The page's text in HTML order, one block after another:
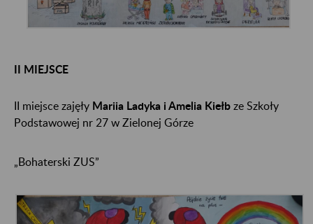
II MIEJSCE
II miejsce zajęły Mariia Ladyka i Amelia Kiełb ze Szkoły
Podstawowej nr 27 w Zielonej Górze
„Bohaterski ZUS”